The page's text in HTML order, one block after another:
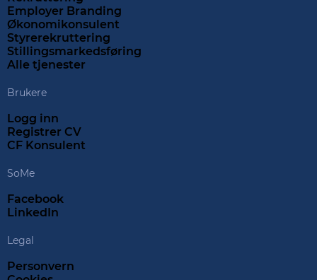
Employer Branding
Økonomikonsulent
Styrerekruttering
Stillingsmarkedsføring
Alle tjenester
Brukere
Logg inn
Registrer CV
CF Konsulent
SoMe
Facebook
LinkedIn
Legal
Personvern